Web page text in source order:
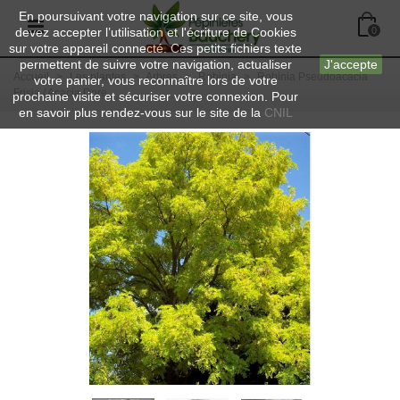
En poursuivant votre navigation sur ce site, vous
devez accepter l’utilisation et l'écriture de Cookies
sur votre appareil connecté. Ces petits fichiers texte
permettent de suivre votre navigation, actualiser
votre panier, vous reconnaître lors de votre
prochaine visite et sécuriser votre connexion. Pour
en savoir plus rendez-vous sur le site de la CNIL
J'accepte
0
Accueil > Les plantes > Arbres > Robinia > Robinia Pseudoacacia
Frisia / Acacia Dore